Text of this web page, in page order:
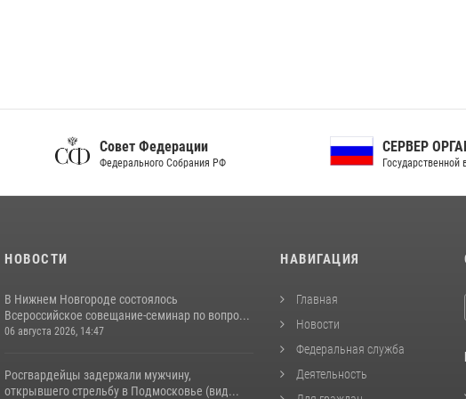
Совет Федерации
Федерального Собрания РФ
СЕРВЕР ОРГАНОВ
Государственной власти РФ
НОВОСТИ
В Нижнем Новгороде состоялось
Всероссийское совещание-семинар по вопро...
06 августа 2026, 14:47
Росгвардейцы задержали мужчину,
открывшего стрельбу в Подмосковье (вид...
НАВИГАЦИЯ
Главная
Новости
Федеральная служба
Деятельность